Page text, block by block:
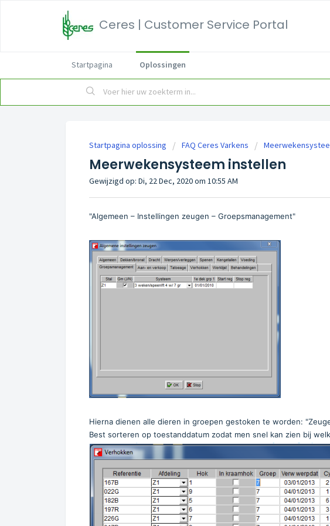
Ceres | Customer Service Portal
Startpagina Oplossingen
Startpagina oplossing FAQ Ceres Varkens
Meerwekensysteem instellen
Gewijzigd op: Di, 22 Dec, 2020 om 10:55 AM
"Algemeen – Instellingen zeugen – Groepsmanagement"
Hierna dienen alle dieren in groepen gestoken te worden:
Best sorteren op toestanddatum zodat men snel kan zien bij